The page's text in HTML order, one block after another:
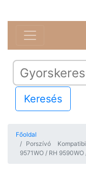
Keresés
Főoldal
Porszívó
9571WO / RH